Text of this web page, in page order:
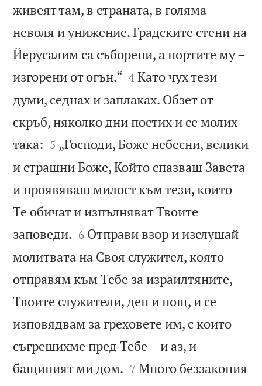
живеят там, в страната, в голяма
неволя и унижение. Градските стени на
Йерусалим са съборени, а портите му –
изгорени от огън.“ 

4 Като чух тези
думи, седнах и заплаках. Обзет от
скръб, няколко дни постих и се молих
така: 

5 „Господи, Боже небесни, велики
и страшни Боже, Който спазваш Завета
и проявяваш милост към тези, които
Те обичат и изпълняват Твоите
заповеди. 

6 Отправи взор и изслушай
молитвата на Своя служител, която
отправям към Тебе за израилтяните,
Твоите служители, ден и нощ, и се
изповядвам за греховете им, с които
съгрешихме пред Тебе – и аз, и
бащиният ми дом. 

7 Много беззакония